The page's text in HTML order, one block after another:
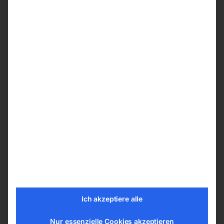
Technische Details
Ich akzeptiere alle
Nur essenzielle Cookies akzeptieren